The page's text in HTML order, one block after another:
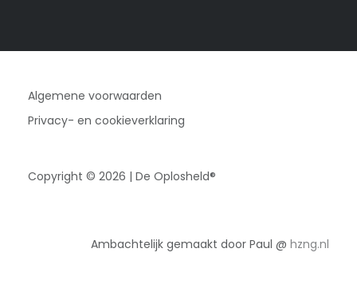
Algemene voorwaarden
Privacy- en cookieverklaring
Copyright © 2026 | De Oplosheld®
Ambachtelijk gemaakt door Paul @ hzng.nl